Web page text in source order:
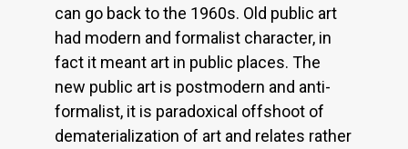
can go back to the 1960s. Old public art
had modern and formalist character, in
fact it meant art in public places. The
new public art is postmodern and anti-
formalist, it is paradoxical offshoot of
dematerialization of art and relates rather